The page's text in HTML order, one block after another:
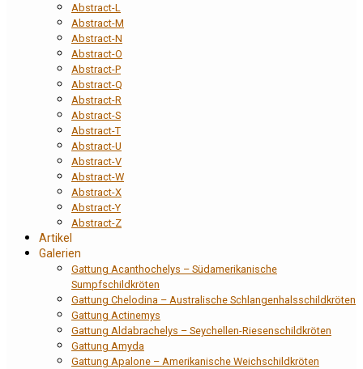
Abstract-L
Abstract-M
Abstract-N
Abstract-O
Abstract-P
Abstract-Q
Abstract-R
Abstract-S
Abstract-T
Abstract-U
Abstract-V
Abstract-W
Abstract-X
Abstract-Y
Abstract-Z
Artikel
Galerien
Gattung Acanthochelys – Südamerikanische
Sumpfschildkröten
Gattung Chelodina – Australische Schlangenhalsschildkröten
Gattung Actinemys
Gattung Aldabrachelys – Seychellen-Riesenschildkröten
Gattung Amyda
Gattung Apalone – Amerikanische Weichschildkröten